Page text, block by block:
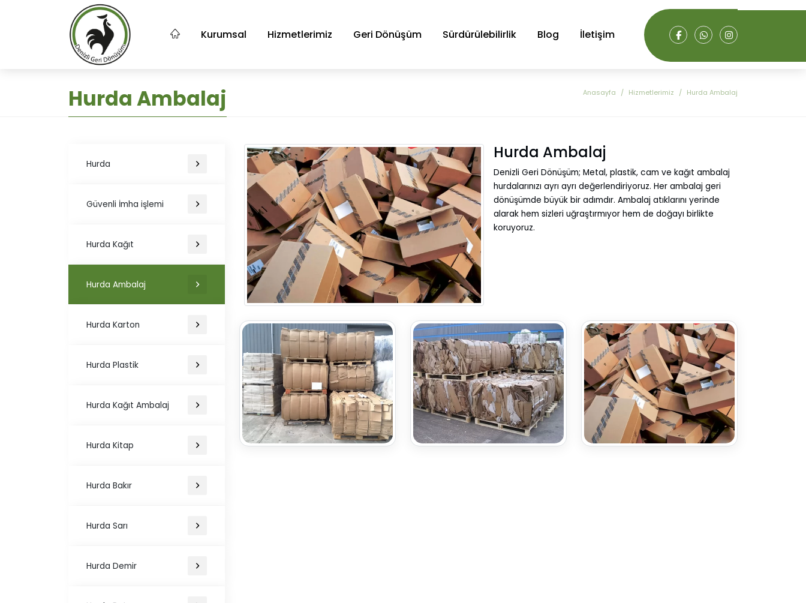
Kurumsal Hizmetlerimiz Geri Dönüşüm Sürdürülebilirlik Blog İletişim
Hurda Ambalaj Anasayfa Hizmetlerimiz Hurda Ambalaj
Hurda
Güvenli İmha işlemi
Hurda Kağıt
Hurda Ambalaj
Hurda Karton
Hurda Plastik
Hurda Kağıt Ambalaj
Hurda Kitap
Hurda Bakır
Hurda Sarı
Hurda Demir
Hurda Ambalaj
Denizli Geri Dönüşüm; Metal, plastik, cam ve kağıt ambalaj
hurdalarınızı ayrı ayrı değerlendiriyoruz. Her ambalaj geri
dönüşümde büyük bir adımdır. Ambalaj atıklarını yerinde
alarak hem sizleri uğraştırmıyor hem de doğayı birlikte
koruyoruz.